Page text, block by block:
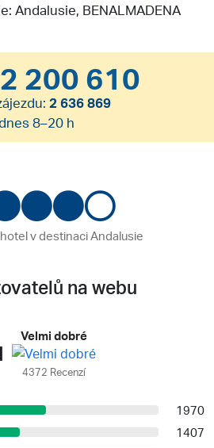
Andalusie, BENALMADENA
200 610
2 636 869
8–20 h
v destinaci Andalusie
na webu
Velmi dobré
4372 Recenzí
1970
1407